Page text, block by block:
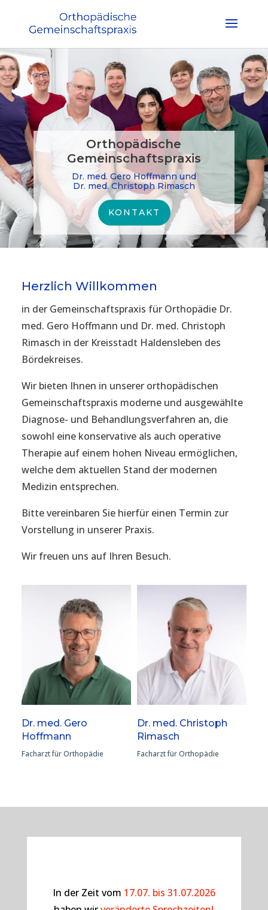
Orthopädische
Gemeinschaftspraxis
Dr. med. Gero Hoffmann und
Dr. med. Christoph Rimasch
KONTAKT
Herzlich Willkommen
in der Gemeinschaftspraxis für Orthopädie Dr.
med. Gero Hoffmann und Dr. med. Christoph
Rimasch in der Kreisstadt Haldensleben des
Bördekreises.
Wir bieten Ihnen in unserer orthopädischen
Gemeinschaftspraxis moderne und ausgewählte
Diagnose- und Behandlungsverfahren an, die
sowohl eine konservative als auch operative
Therapie auf einem hohen Niveau ermöglichen,
welche dem aktuellen Stand der modernen
Medizin entsprechen.
Bitte vereinbaren Sie hierfür einen Termin zur
Vorstellung in unserer Praxis.
Wir freuen uns auf Ihren Besuch.
Dr. med. Gero
Hoffmann
Facharzt für Orthopädie
Dr. med. Christoph
Rimasch
Facharzt für Orthopädie
In der Zeit vom 17.07. bis 31.07.2026